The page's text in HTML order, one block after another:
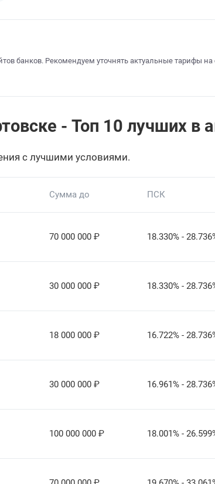
банков. Рекомендуем уточнять актуальные тарифы
- Топ 10 лучших в
с лучшими условиями.
Сумма до ПСК
70 000 000 ₽ 18.330% -
30 000 000 ₽ 18.330% -
18 000 000 ₽ 16.722% -
30 000 000 ₽ 16.961% -
100 000 000 ₽ 18.001% -